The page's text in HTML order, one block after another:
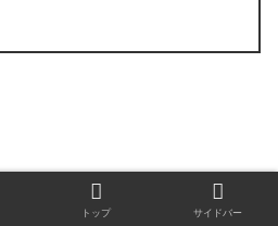
information
トップ サイドバー